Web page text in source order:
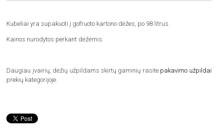
Kubeliai yra supakuoti į gofruoto kartono dėžes, po 98 litrus.
Kainos nurodytos perkant dėžėmis.
Daugiau įvairių, dėžių užpildams skirtų gaminių rasite pakavimo užpildai
prekių kategorijoje.